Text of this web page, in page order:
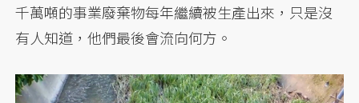
千萬噸的事業廢棄物每年繼續被生產出來，只是沒
有人知道，他們最後會流向何方。